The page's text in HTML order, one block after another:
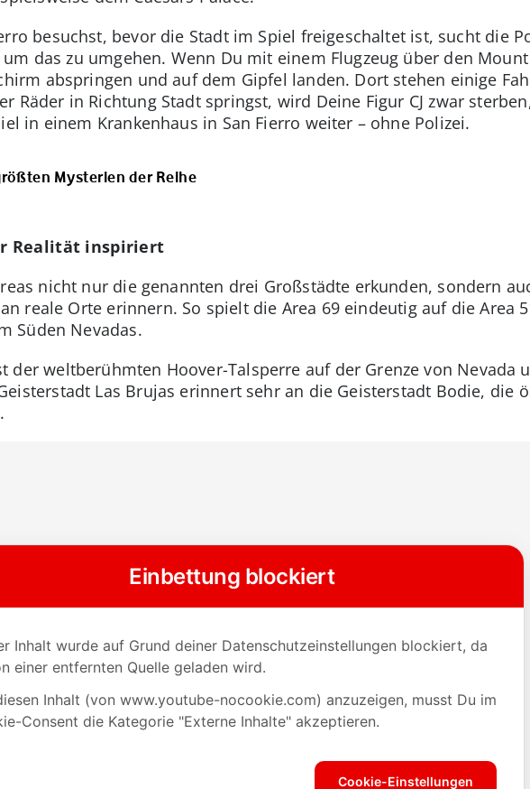
besuchst, bevor die Stadt im Spiel freigeschaltet ist, sucht die
das zu umgehen. Wenn Du mit einem Flugzeug über den
abspringen und auf dem Gipfel landen. Dort stehen einige
Räder in Richtung Stadt springst, wird Deine Figur CJ zwar
in einem Krankenhaus in San Fierro weiter – ohne Polizei.
Mysterien der Reihe
Realität inspiriert
nicht nur die genannten drei Großstädte erkunden, sondern
reale Orte erinnern. So spielt die Area 69 eindeutig auf die Area
Süden Nevadas.
der weltberühmten Hoover-Talsperre auf der Grenze von Nevada
Las Brujas erinnert sehr an die Geisterstadt Bodie, die